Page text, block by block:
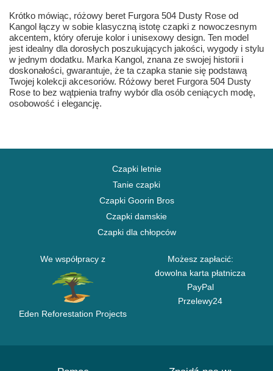
Krótko mówiąc, różowy beret Furgora 504 Dusty Rose od
Kangol łączy w sobie klasyczną istotę czapki z nowoczesnym
akcentem, który oferuje kolor i unisexowy design. Ten model
jest idealny dla dorosłych poszukujących jakości, wygody i stylu
w jednym dodatku. Marka Kangol, znana ze swojej historii i
doskonałości, gwarantuje, że ta czapka stanie się podstawą
Twojej kolekcji akcesoriów. Różowy beret Furgora 504 Dusty
Rose to bez wątpienia trafny wybór dla osób ceniących modę,
osobowość i elegancję.
Czapki letnie
Tanie czapki
Czapki Goorin Bros
Czapki damskie
Czapki dla chłopców
We współpracy z
Eden Reforestation Projects
Możesz zapłacić:
dowolna karta płatnicza
PayPal
Przelewy24